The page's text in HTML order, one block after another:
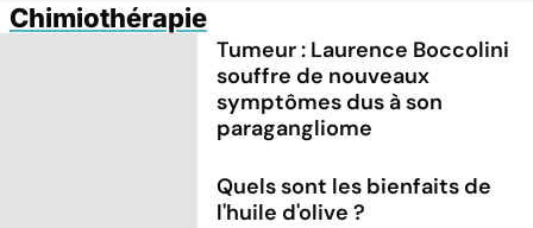
Chimiothérapie
Tumeur : Laurence Boccolini
souffre de nouveaux
symptômes dus à son
paragangliome
Quels sont les bienfaits de
l'huile d'olive ?